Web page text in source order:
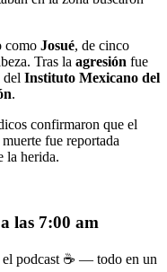
como Josué, de cinco
Tras la agresión fue
del Instituto Mexicano del
.
confirmaron que el
fue reportada
la herida.
las 7:00 am
el podcast ☕ — todo en un